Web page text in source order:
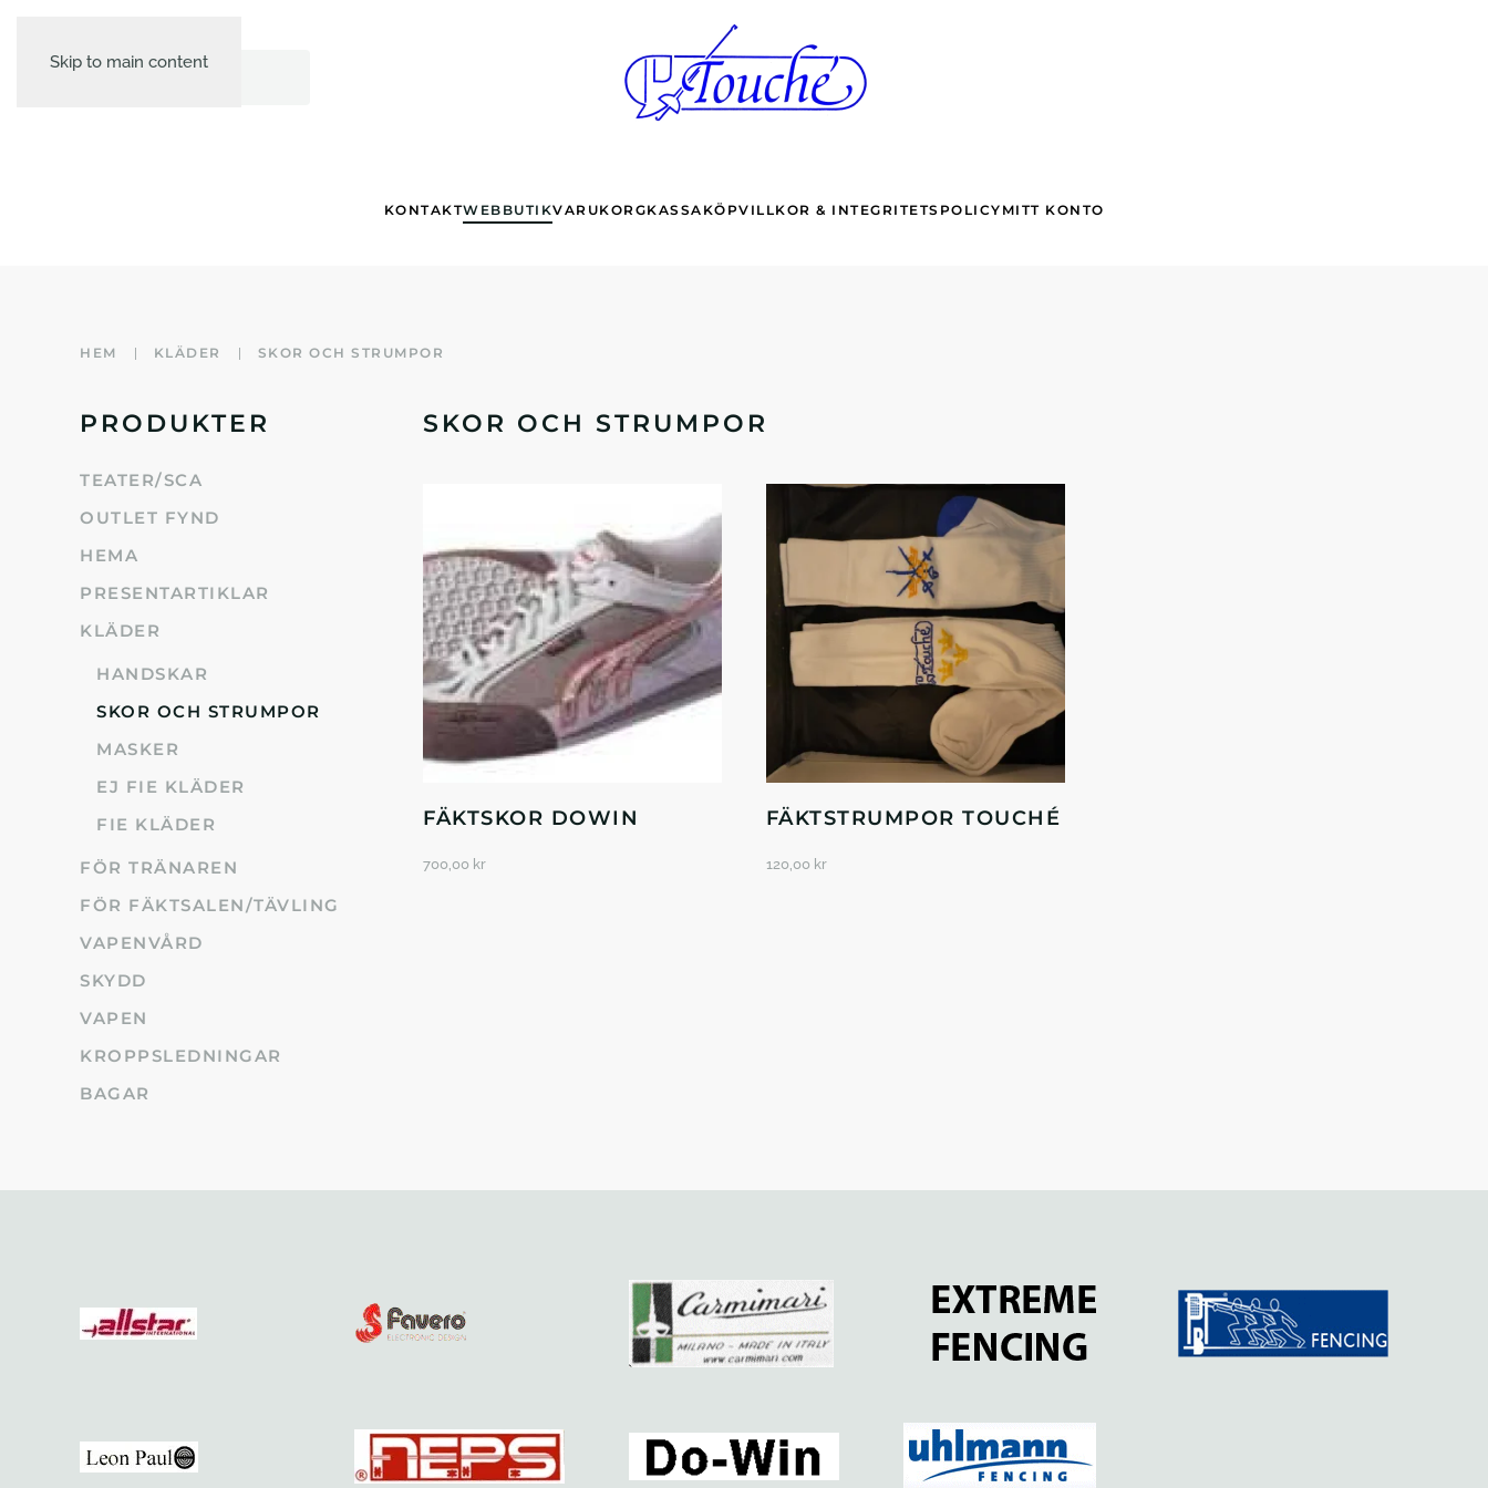
Skip to main content
KONTAKTWEBBUTIKVARUKORGKASSA KÖPVILLKOR & INTEGRITETSPOLICY MITT KONTO
HEM KLÄDER SKOR OCH STRUMPOR
PRODUKTER
TEATER/SCA
OUTLET FYND
HEMA
PRESENTARTIKLAR
KLÄDER
HANDSKAR
SKOR OCH STRUMPOR
MASKER
EJ FIE KLÄDER
FIE KLÄDER
FÖR TRÄNAREN
FÖR FÄKTSALEN/TÄVLING
VAPENVÅRD
SKYDD
VAPEN
KROPPSLEDNINGAR
BAGAR
SKOR OCH STRUMPOR
FÄKTSKOR DOWIN
700,00 kr
FÄKTSTRUMPOR TOUCHÉ
120,00 kr